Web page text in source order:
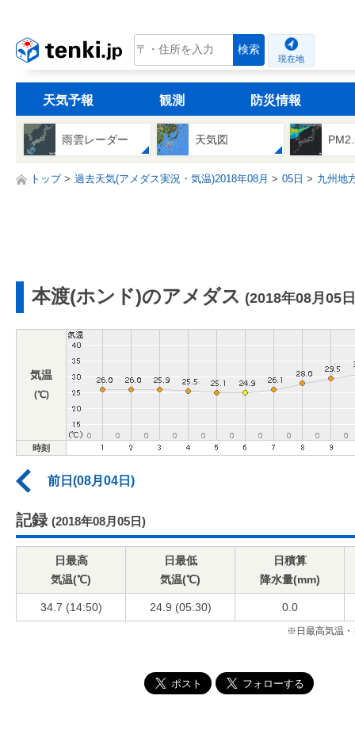
tenki.jp 検索
現在地
天気予報 観測 防災情報
雨雲レーダー 天気図
トップ 過去天気(アメダス実況・気温)2018年08月 05日 九州地
本渡(ホンド)のアメダス (2018年08月05
気温
(℃)
時刻
前日(08月04日)
記録 (2018年08月05日)
日最高
気温(℃)
日最低
気温(℃)
日積算
降水量(mm)
34.7 (14:50) 24.9 (05:30) 0.0
※日最高気温・